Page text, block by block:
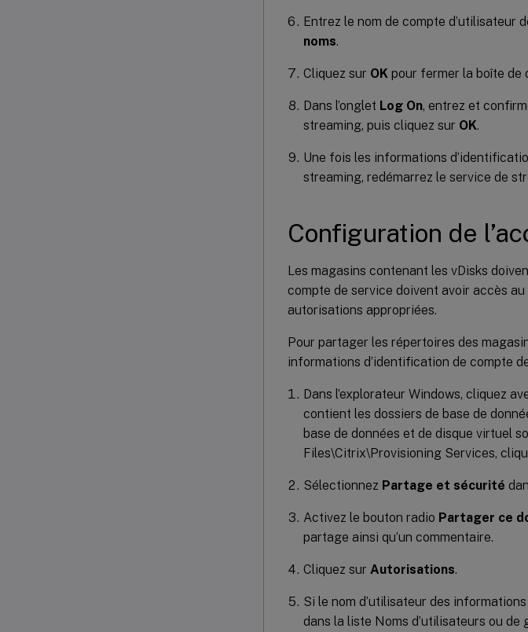
Entrez le nom de compte d’utilisateur
noms.
Cliquez sur OK pour fermer la boîte de
Dans l’onglet Log On, entrez et
streaming, puis cliquez sur OK.
Une fois les informations
streaming, redémarrez le service de
Configuration de
Les magasins contenant les vDisks
compte de service doivent avoir accès
autorisations appropriées.
Pour partager les répertoires des
informations d’identification de compte
Dans l’explorateur Windows, cliquez
contient les dossiers de base de
base de données et de disque virtuel
Files\Citrix\Provisioning Services,
Sélectionnez Partage et sécurité
Activez le bouton radio Partager ce
partage ainsi qu’un commentaire.
Cliquez sur Autorisations.
Si le nom d’utilisateur des
dans la liste Noms d’utilisateurs ou de